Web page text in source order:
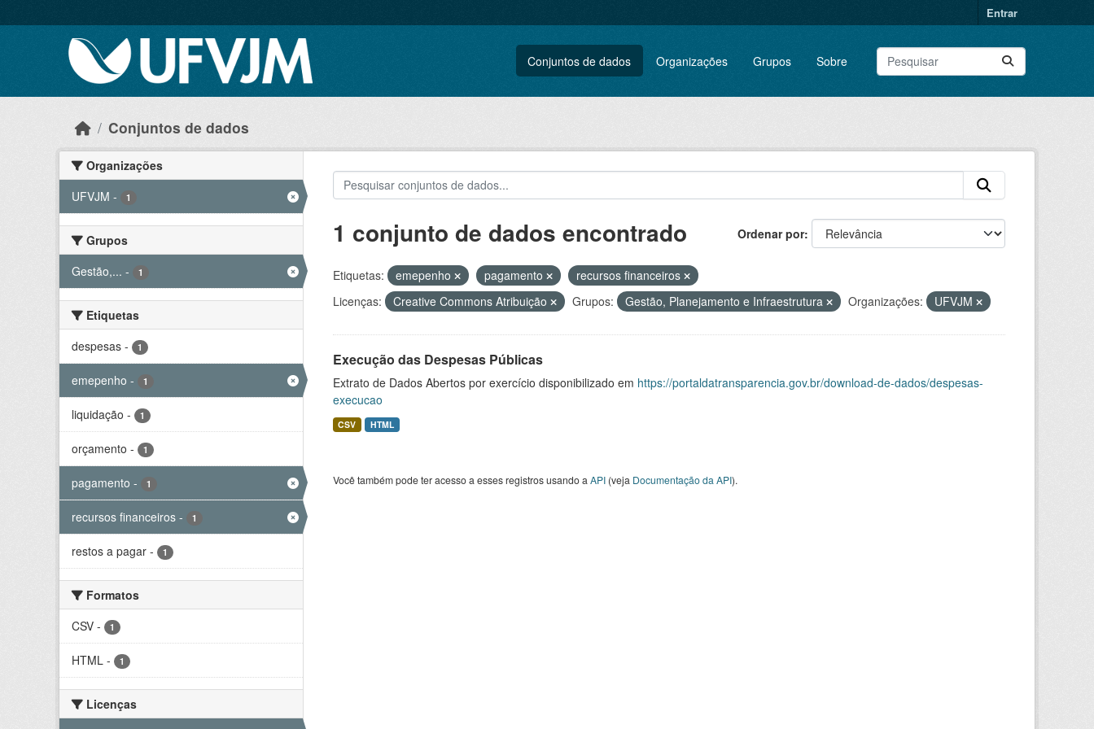
Entrar
Conjuntos de dados Organizações Grupos Sobre
Conjuntos de dados
Organizações
UFVJM - 1
Grupos
Gestão,... - 1
Etiquetas
despesas - 1
emepenho - 1
liquidação - 1
orçamento - 1
pagamento - 1
recursos financeiros - 1
restos a pagar - 1
Formatos
CSV - 1
HTML - 1
Licenças
Ordenar por
1 conjunto de dados encontrado
Etiquetas: emepenho pagamento
recursos financeiros
Licenças:
Creative Commons Atribuição Grupos: Gestão, Planejamento e Infraestrutura Organizações: UFVJM
Execução das Despesas Públicas
Extrato de Dados Abertos por exercício disponibilizado em https://portaldatransparencia.gov.br/download-de-dados/despesas-
execucao
CSV HTML
Você também pode ter acesso a esses registros usando a API(veja Documentação da API).